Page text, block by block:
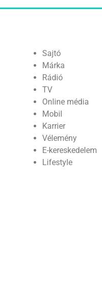
Sajtó
Márka
Rádió
TV
Online média
Mobil
Karrier
Vélemény
E-kereskedelem
Lifestyle